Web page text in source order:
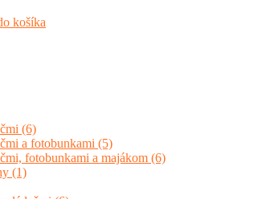
košíka
(6)
a fotobunkami (5)
fotobunkami a majákom (6)
(1)